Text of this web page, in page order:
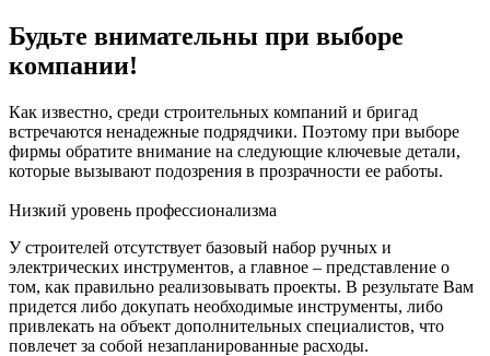
Будьте внимательны при выборе
компании!
Как известно, среди строительных компаний и бригад
встречаются ненадежные подрядчики. Поэтому при выборе
фирмы обратите внимание на следующие ключевые детали,
которые вызывают подозрения в прозрачности ее работы.
Низкий уровень профессионализма
У строителей отсутствует базовый набор ручных и
электрических инструментов, а главное – представление о
том, как правильно реализовывать проекты. В результате Вам
придется либо докупать необходимые инструменты, либо
привлекать на объект дополнительных специалистов, что
повлечет за собой незапланированные расходы.